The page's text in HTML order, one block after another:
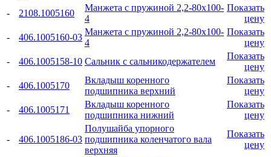
-
2108.1005160
Манжета с пружиной 2,2-80x100-
4
Показать
цену
-
406.1005160-03
Манжета с пружиной 2,2-80x100-
4
Показать
цену
-
406.1005158-10 Сальник с сальникодержателем
Показать
цену
-
406.1005170
Вкладыш коренного
подшипника верхний
Показать
цену
-
406.1005171
Вкладыш коренного
подшипника нижний
Показать
цену
- 406.1005186-03
Полушайба упорного
подшипника коленчатого вала
верхняя
Показать
цену